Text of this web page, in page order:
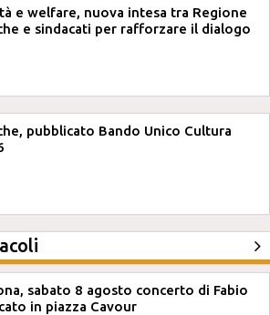
e welfare, nuova intesa tra Regione
e sindacati per rafforzare il dialogo
pubblicato Bando Unico Cultura
sabato 8 agosto concerto di Fabio
in piazza Cavour